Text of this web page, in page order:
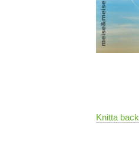
Knitta back